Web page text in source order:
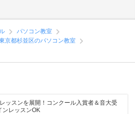
パソコン教室
京都杉並区のパソコン教室
ッスンを展開！コンクール入賞者＆音大受
ンレッスンOK